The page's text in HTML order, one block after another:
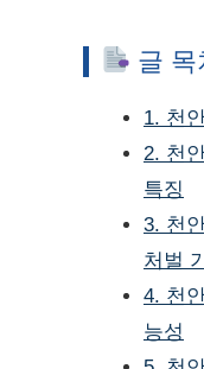
글 목
1. 천
2. 천
특징
3. 천
처벌
4. 천
능성